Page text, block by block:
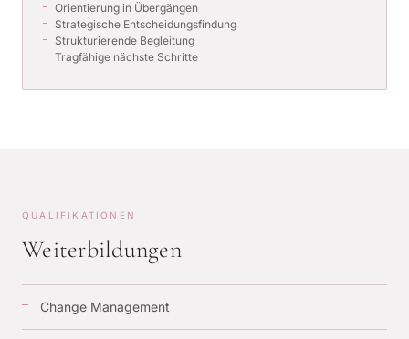
Orientierung in Übergängen
Strategische Entscheidungsfindung
Strukturierende Begleitung
Tragfähige nächste Schritte
QUALIFIKATIONEN
Weiterbildungen
Change Management